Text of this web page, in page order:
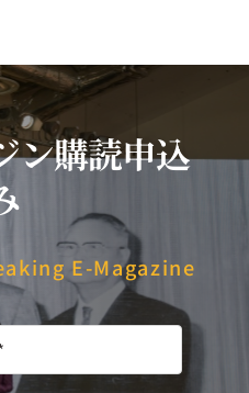
ン購読申込
E-Magazine